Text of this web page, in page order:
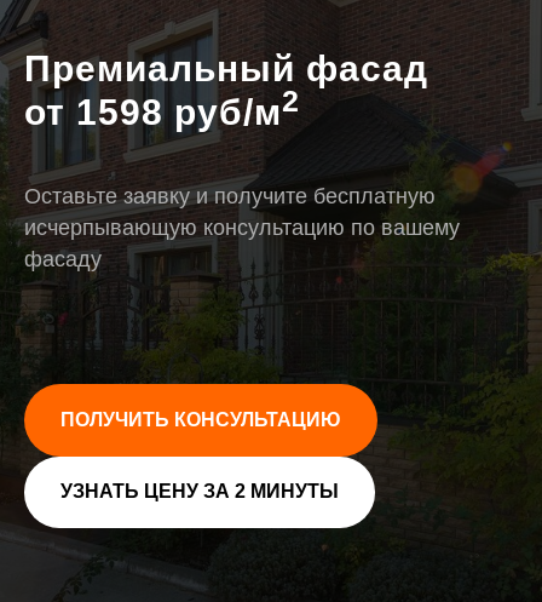
Премиальный фасад
от 1598 руб/м2
Оставьте заявку и получите бесплатную
исчерпывающую консультацию по вашему
фасаду
ПОЛУЧИТЬ КОНСУЛЬТАЦИЮ
УЗНАТЬ ЦЕНУ ЗА 2 МИНУТЫ